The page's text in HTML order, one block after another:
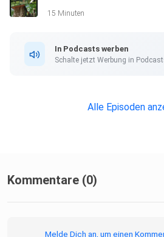
15 Minuten
In Podcasts werben
Schalte jetzt Werbung in
Alle Episoden
Kommentare (0)
Melde Dich an, um einen